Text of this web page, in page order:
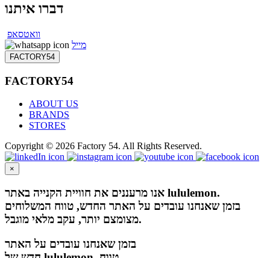
דברו איתנו
וואטסאפ
מייל
FACTORY54
FACTORY54
ABOUT US
BRANDS
STORES
Copyright © 2026 Factory 54. All Rights Reserved.
×
אנו מרעננים את חוויית הקנייה באתר lululemon.
בזמן שאנחנו עובדים על האתר החדש, טווח המשלוחים
מצומצם יותר, עקב מלאי מוגבל.
בזמן שאנחנו עובדים על האתר